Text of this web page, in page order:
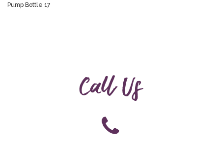
Pump Bottle 17
Call Us